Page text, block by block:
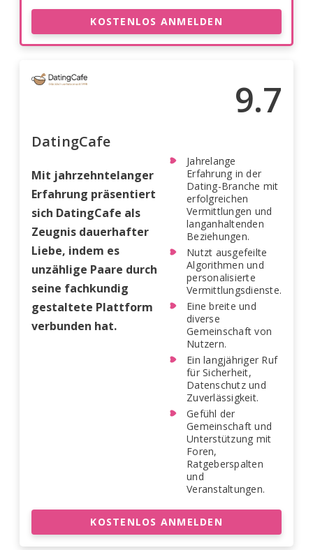
KOSTENLOS ANMELDEN
9.7
DatingCafe
Mit jahrzehntelanger
Erfahrung präsentiert
sich DatingCafe als
Zeugnis dauerhafter
Liebe, indem es
unzählige Paare durch
seine fachkundig
gestaltete Plattform
verbunden hat.
Jahrelange
Erfahrung in der
Dating-Branche mit
erfolgreichen
Vermittlungen und
langanhaltenden
Beziehungen.
Nutzt ausgefeilte
Algorithmen und
personalisierte
Vermittlungsdienste.
Eine breite und
diverse
Gemeinschaft von
Nutzern.
Ein langjähriger Ruf
für Sicherheit,
Datenschutz und
Zuverlässigkeit.
Gefühl der
Gemeinschaft und
Unterstützung mit
Foren,
Ratgeberspalten
und
Veranstaltungen.
KOSTENLOS ANMELDEN